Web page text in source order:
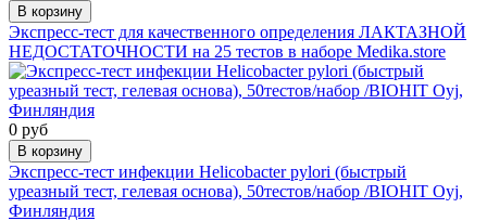
В корзину
Экспресс-тест для качественного определения ЛАКТАЗНОЙ
НЕДОСТАТОЧНОСТИ на 25 тестов в наборе Medika.store
0 руб
В корзину
Экспресс-тест инфекции Helicobacter pylori (быстрый
уреазный тест, гелевая основа), 50тестов/набор /BIOHIT Oyj,
Финляндия